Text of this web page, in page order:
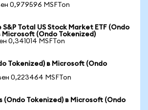
0,979596 MSFTon
S&P Total US Stock Market ETF (Ondo
Microsoft (Ondo Tokenized)
0,341014 MSFTon
Tokenized) в Microsoft (Ondo
0,223464 MSFTon
(Ondo Tokenized) в Microsoft (Ondo